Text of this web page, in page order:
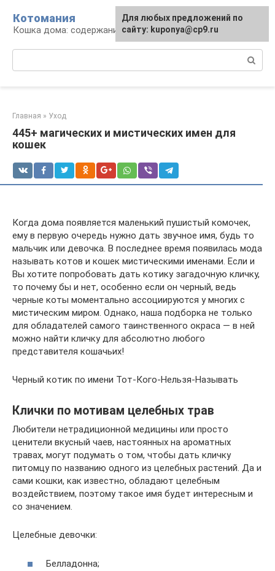
контенту
Котомания
Кошка дома: содержание и уход
Главная » Уход
445+ магических и мистических имен для
кошек
Когда дома появляется маленький пушистый комочек,
ему в первую очередь нужно дать звучное имя, будь то
мальчик или девочка. В последнее время появилась мода
называть котов и кошек мистическими именами. Если и
Вы хотите попробовать дать котику загадочную кличку,
то почему бы и нет, особенно если он черный, ведь
черные коты моментально ассоциируются у многих с
мистическим миром. Однако, наша подборка не только
для обладателей самого таинственного окраса — в ней
можно найти кличку для абсолютно любого
представителя кошачьих!
Черный котик по имени Тот-Кого-Нельзя-Называть
Клички по мотивам целебных трав
Любители нетрадиционной медицины или просто
ценители вкусный чаев, настоянных на ароматных
травах, могут подумать о том, чтобы дать кличку
питомцу по названию одного из целебных растений. Да и
сами кошки, как известно, обладают целебным
воздействием, поэтому такое имя будет интересным и
со значением.
Целебные девочки:
Белладонна;
Для любых предложений по
сайту: kuponya@cp9.ru